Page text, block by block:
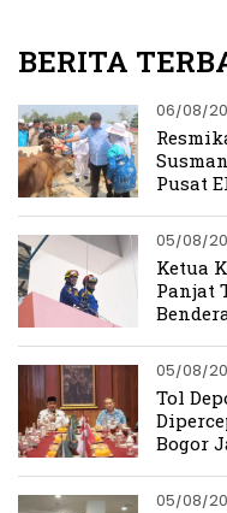
BERITA
06/08/
Pusat
05/08/
Ketua
Panjat
05/08/
Tol
Bogor
05/08/